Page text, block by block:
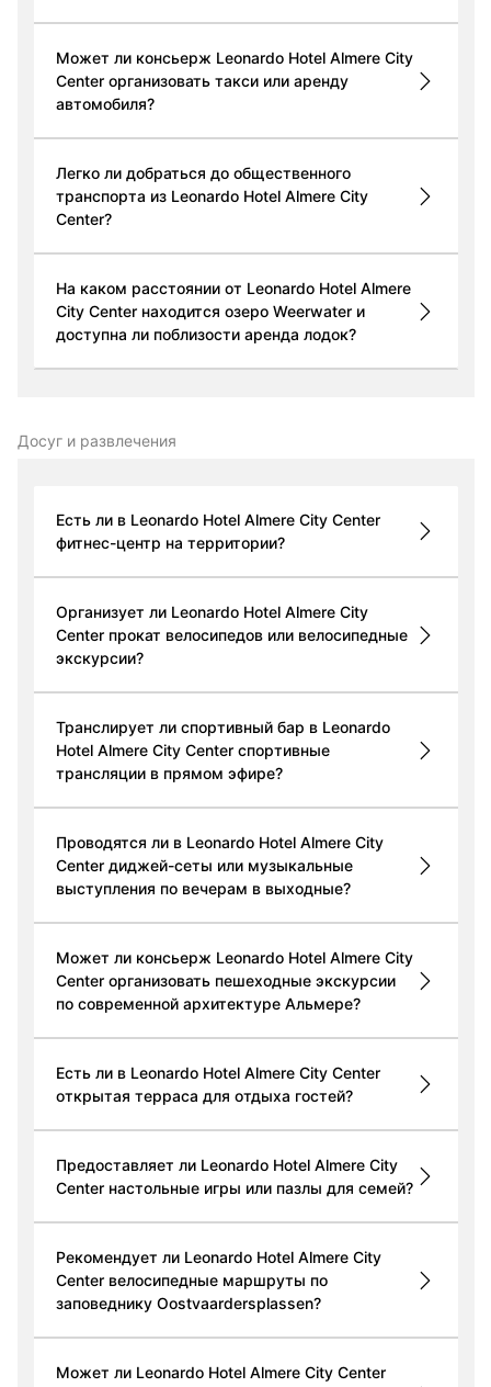
Может ли консьерж Leonardo Hotel Almere City
Center организовать такси или аренду
автомобиля?
Легко ли добраться до общественного
транспорта из Leonardo Hotel Almere City
Center?
На каком расстоянии от Leonardo Hotel Almere
City Center находится озеро Weerwater и
доступна ли поблизости аренда лодок?
Досуг и развлечения
Есть ли в Leonardo Hotel Almere City Center
фитнес-центр на территории?
Организует ли Leonardo Hotel Almere City
Center прокат велосипедов или велосипедные
экскурсии?
Транслирует ли спортивный бар в Leonardo
Hotel Almere City Center спортивные
трансляции в прямом эфире?
Проводятся ли в Leonardo Hotel Almere City
Center диджей-сеты или музыкальные
выступления по вечерам в выходные?
Может ли консьерж Leonardo Hotel Almere City
Center организовать пешеходные экскурсии
по современной архитектуре Альмере?
Есть ли в Leonardo Hotel Almere City Center
открытая терраса для отдыха гостей?
Предоставляет ли Leonardo Hotel Almere City
Center настольные игры или пазлы для семей?
Рекомендует ли Leonardo Hotel Almere City
Center велосипедные маршруты по
заповеднику Oostvaardersplassen?
Может ли Leonardo Hotel Almere City Center